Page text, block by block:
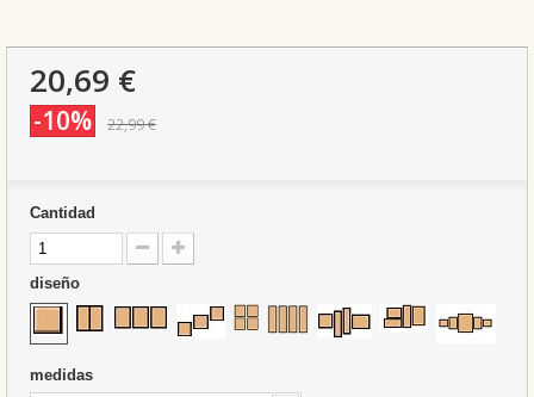
20,69 €
-10% 22,99 €
Cantidad
diseño
medidas